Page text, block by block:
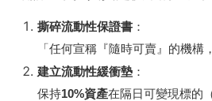
撕碎流動性保證書 ：
「任何宣稱『隨時可賣』的機構
建立流動性緩衝墊 ：
保持10%資產在隔日可變現標的